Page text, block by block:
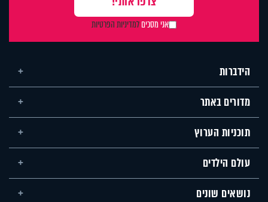
אני מסכיםלמדיניות הפרטיות
הידברות
מדורים באתר
תוכניות הערוץ
עולם הילדים
נושאים שונים